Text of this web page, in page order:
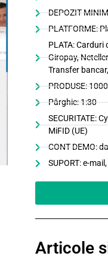
DEPOZIT
PLATFORME:
PLATA: Carduri
Giropay,
Transfer
PRODUSE:
Pârghie: 1:30
SECURITATE:
MiFID (UE)
CONT DEMO:
SUPORT: e-
Articole